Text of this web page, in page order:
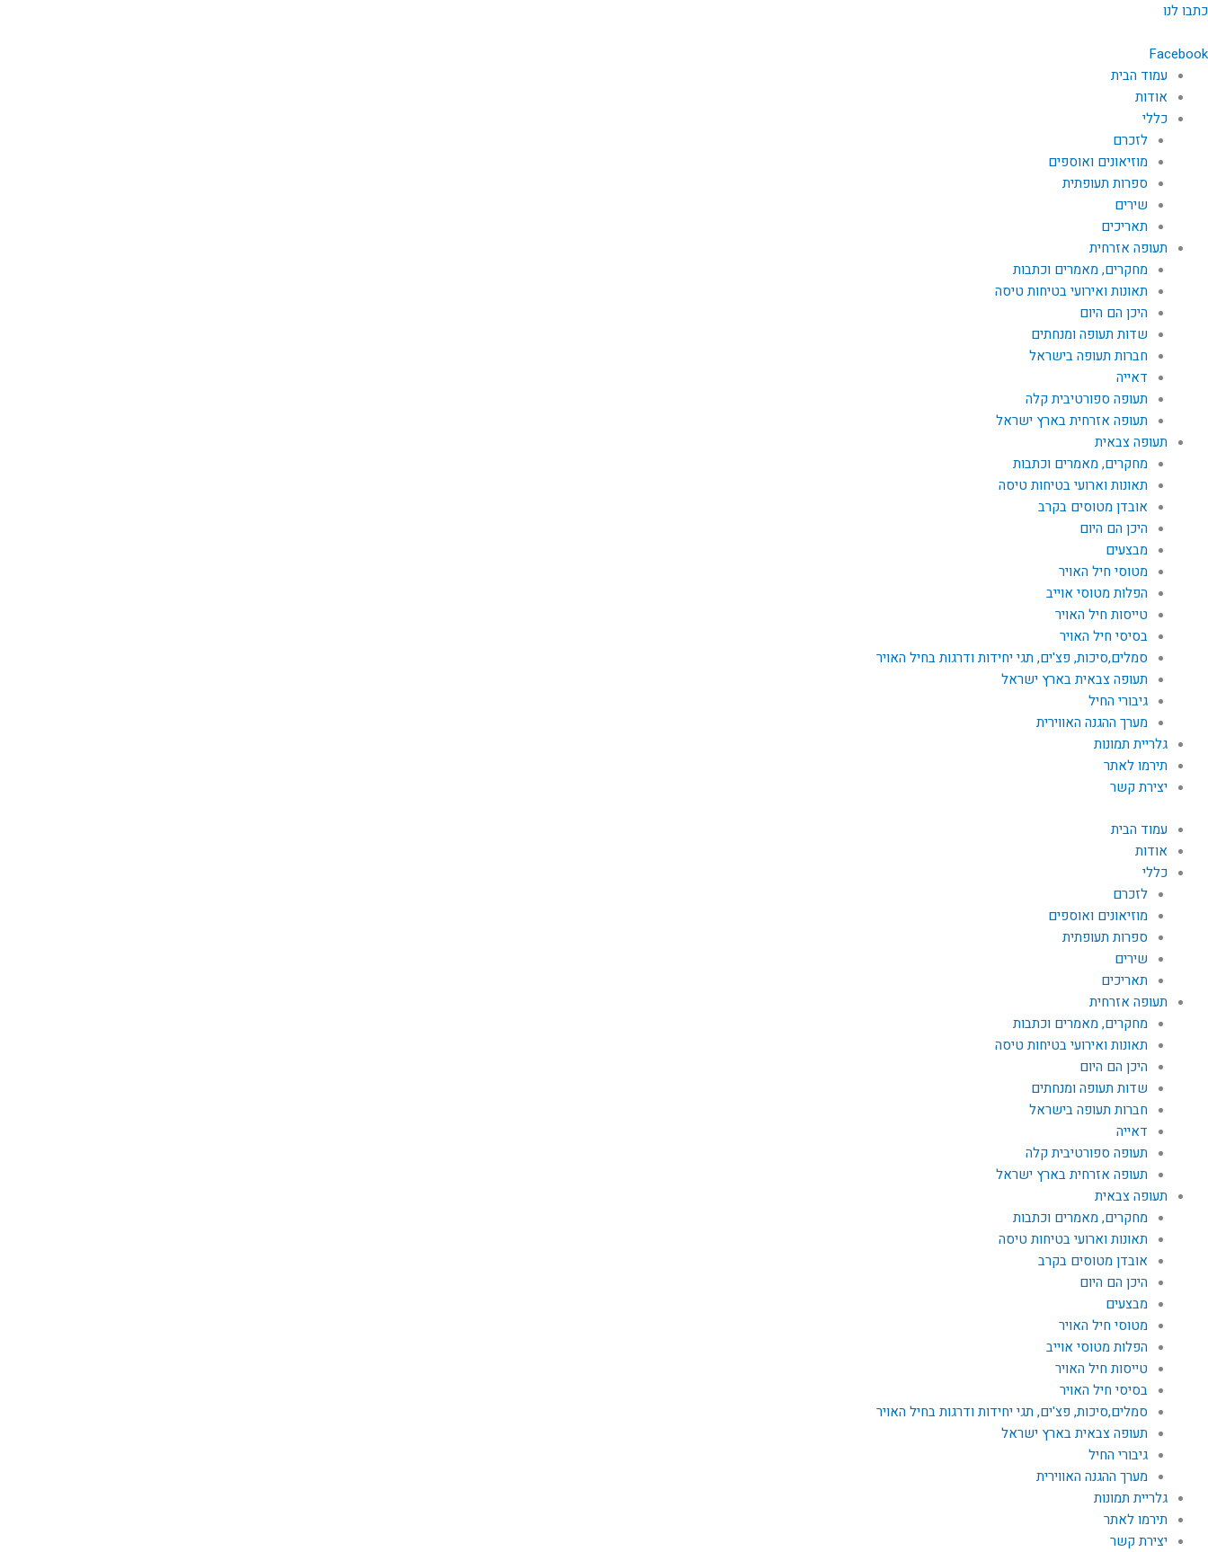
דילוג
כתבו לנו
Facebook
עמוד הבית
אודות
כללי
לזכרם
מוזיאונים ואוספים
ספרות תעופתית
שירים
תאריכים
תעופה אזרחית
מחקרים, מאמרים וכתבות
תאונות ואירועי בטיחות טיסה
היכן הם היום
שדות תעופה ומנחתים
חברות תעופה בישראל
דאייה
תעופה ספורטיבית קלה
תעופה אזרחית בארץ ישראל
תעופה צבאית
מחקרים, מאמרים וכתבות
תאונות וארועי בטיחות טיסה
אובדן מטוסים בקרב
היכן הם היום
מבצעים
מטוסי חיל האויר
הפלות מטוסי אוייב
טייסות חיל האויר
בסיסי חיל האויר
סמלים,סיכות, פצ'ים, תגי יחידות ודרגות בחיל האויר
תעופה צבאית בארץ ישראל
גיבורי החיל
מערך ההגנה האווירית
גלריית תמונות
תירמו לאתר
יצירת קשר
עמוד הבית
אודות
כללי
לזכרם
מוזיאונים ואוספים
ספרות תעופתית
שירים
תאריכים
תעופה אזרחית
מחקרים, מאמרים וכתבות
תאונות ואירועי בטיחות טיסה
היכן הם היום
שדות תעופה ומנחתים
חברות תעופה בישראל
דאייה
תעופה ספורטיבית קלה
תעופה אזרחית בארץ ישראל
תעופה צבאית
מחקרים, מאמרים וכתבות
תאונות וארועי בטיחות טיסה
אובדן מטוסים בקרב
היכן הם היום
מבצעים
מטוסי חיל האויר
הפלות מטוסי אוייב
טייסות חיל האויר
בסיסי חיל האויר
סמלים,סיכות, פצ'ים, תגי יחידות ודרגות בחיל האויר
תעופה צבאית בארץ ישראל
גיבורי החיל
מערך ההגנה האווירית
גלריית תמונות
תירמו לאתר
יצירת קשר